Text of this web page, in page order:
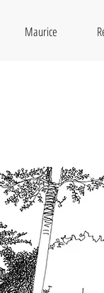
Maurice